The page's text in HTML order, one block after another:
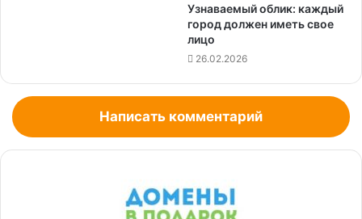
Узнаваемый облик: каждый
город должен иметь свое
лицо
26.02.2026
Написать комментарий